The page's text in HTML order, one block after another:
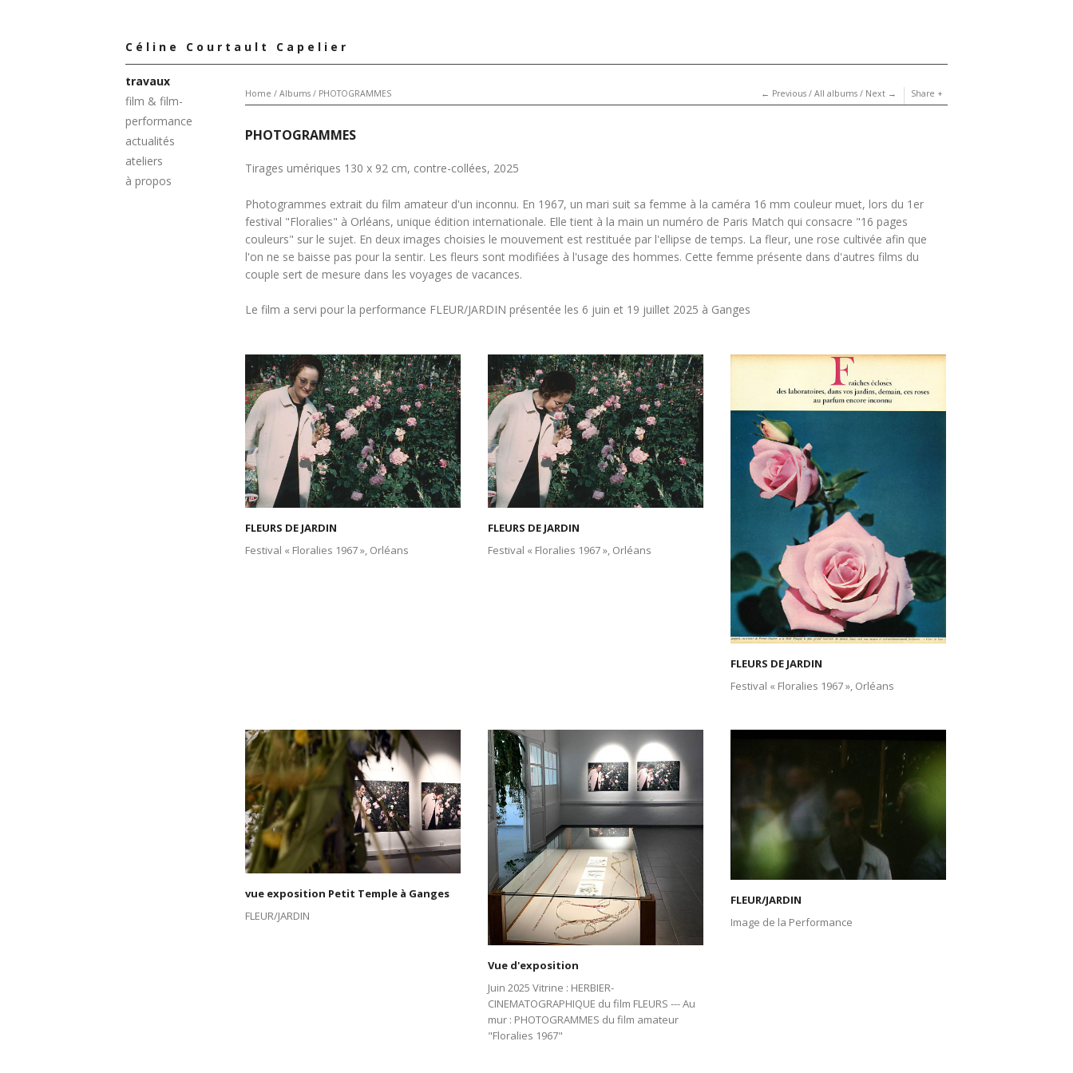
Céline Courtault Capelier
travaux
film & film-
performance
actualités
ateliers
à propos
Home / Albums / PHOTOGRAMMES Previous / All albums / Next Share
PHOTOGRAMMES
Tirages umériques 130 x 92 cm, contre-collées, 2025
Photogrammes extrait du film amateur d'un inconnu. En 1967, un mari suit sa femme à la caméra 16 mm couleur muet, lors du 1er
festival "Floralies" à Orléans, unique édition internationale. Elle tient à la main un numéro de Paris Match qui consacre "16 pages
couleurs" sur le sujet. En deux images choisies le mouvement est restituée par l'ellipse de temps. La fleur, une rose cultivée afin que
l'on ne se baisse pas pour la sentir. Les fleurs sont modifiées à l'usage des hommes. Cette femme présente dans d'autres films du
couple sert de mesure dans les voyages de vacances.
Le film a servi pour la performance FLEUR/JARDIN présentée les 6 juin et 19 juillet 2025 à Ganges
FLEURS DE JARDIN
Festival « Floralies 1967 », Orléans
FLEURS DE JARDIN
Festival « Floralies 1967 », Orléans
FLEURS DE JARDIN
Festival « Floralies 1967 », Orléans
vue exposition Petit Temple à Ganges
FLEUR/JARDIN
Vue d'exposition
Juin 2025 Vitrine : HERBIER-
CINEMATOGRAPHIQUE du film FLEURS --- Au
mur : PHOTOGRAMMES du film amateur
"Floralies 1967"
FLEUR/JARDIN
Image de la Performance